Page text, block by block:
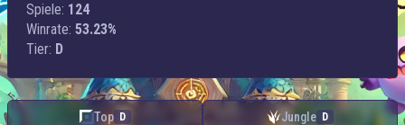
Spiele: 124
Winrate: 53.23%
Tier: D
Top D Jungle D